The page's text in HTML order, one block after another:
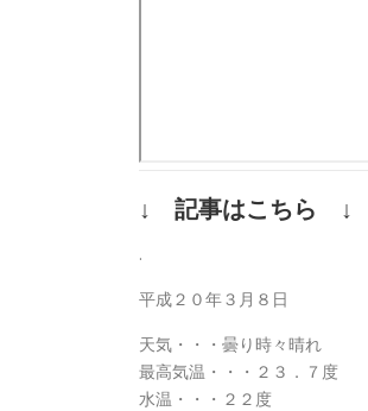
↓ 記事はこちら ↓
.
平成２０年３月８日
天気・・・曇り時々晴れ
最高気温・・・２３．７度
水温・・・２２度